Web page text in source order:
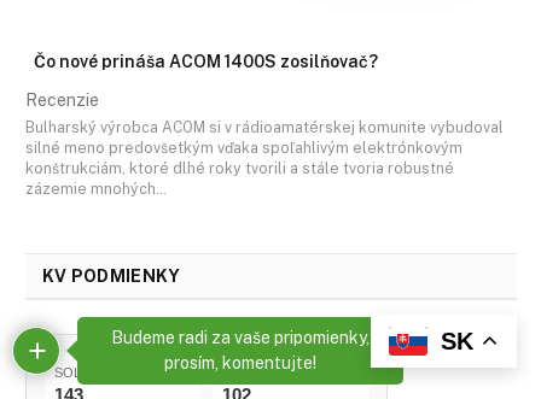
Čo nové prináša ACOM 1400S zosilňovač?
Recenzie
Bulharský výrobca ACOM si v rádioamatérskej komunite vybudoval
silné meno predovšetkým vďaka spoľahlivým elektrónkovým
konštrukciám, ktoré dlhé roky tvorili a stále tvoria robustné
zázemie mnohých…
KV PODMIENKY
SOLAR FLUX (SFI)
143
SLNEČNÉ ŠKVRNY
102
SK
Budeme radi za vaše pripomienky,
prosím, komentujte!
x